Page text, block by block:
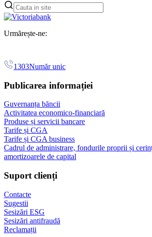
Urmărește-ne:
1303Număr unic
Publicarea informației
Guvernanța băncii
Activitatea economico-financiară
Produse și servicii bancare
Tarife și CGA
Tarife și CGA business
Cadrul de administrare, fondurile proprii și
amortizoarele de capital
Suport clienți
Contacte
Sugestii
Sesizări ESG
Sesizări antifraudă
Reclamații